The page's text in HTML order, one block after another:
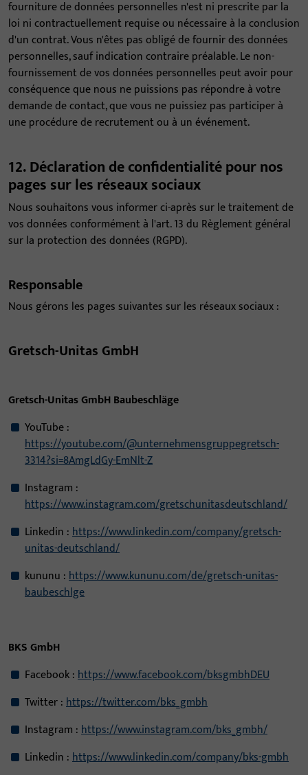
fourniture de données personnelles n'est ni prescrite par la
loi ni contractuellement requise ou nécessaire à la conclusion
d'un contrat. Vous n'êtes pas obligé de fournir des données
personnelles, sauf indication contraire préalable. Le non-
fournissement de vos données personnelles peut avoir pour
conséquence que nous ne puissions pas répondre à votre
demande de contact, que vous ne puissiez pas participer à
une procédure de recrutement ou à un événement.
12. Déclaration de confidentialité pour nos
pages sur les réseaux sociaux
Nous souhaitons vous informer ci-après sur le traitement de
vos données conformément à l'art. 13 du Règlement général
sur la protection des données (RGPD).
Responsable
Nous gérons les pages suivantes sur les réseaux sociaux :
Gretsch-Unitas GmbH
Gretsch-Unitas GmbH Baubeschläge
YouTube :
https://youtube.com/@unternehmensgruppegretsch-
3314?si=8AmgLdGy-EmNlt-Z
Instagram :
https://www.instagram.com/gretschunitasdeutschland/
Linkedin :https://www.linkedin.com/company/gretsch-
unitas-deutschland/
kununu :https://www.kununu.com/de/gretsch-unitas-
baubeschlge
BKS GmbH
Facebook :https://www.facebook.com/bksgmbhDEU
Twitter :https://twitter.com/bks_gmbh
Instagram :https://www.instagram.com/bks_gmbh/
Linkedin :https://www.linkedin.com/company/bks-gmbh